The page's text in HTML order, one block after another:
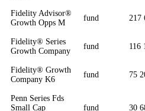
Fidelity Advisor®
Growth Opps M
fund 217
Fidelity® Series
Growth Company
fund 116
Fidelity® Growth
Company K6
fund 75
Penn Series Fds
Small Cap
fund 30